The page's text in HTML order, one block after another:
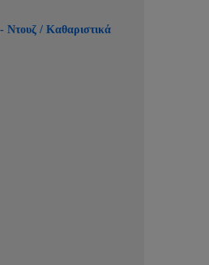
Ντουζ / Καθαριστικά